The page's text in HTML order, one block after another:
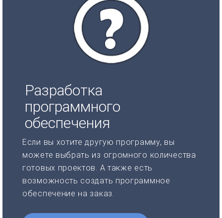
Разработка
программного
обеспечения
Если вы хотите другую программу, вы
можете выбрать из огромного количества
готовых проектов. А также есть
возможность создать программное
обеспечение на заказ.